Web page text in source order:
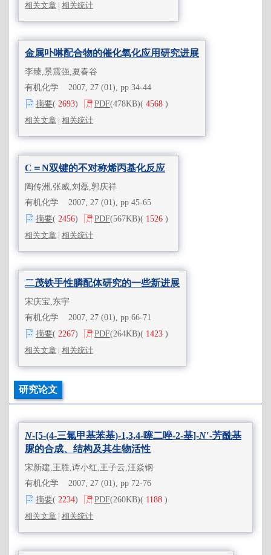
相关文章 | 相关统计
金属卟啉配合物的催化氧化应用研究进展
李臻,景震强,夏春谷
有机化学 2007, 27 (01), pp 34-44
摘要( 2693) PDF(478KB)( 4568 )
相关文章 | 相关统计
C＝N双键的不对称烯丙基化反应
陶传洲,张威,刘磊,郭庆祥
有机化学 2007, 27 (01), pp 45-65
摘要( 2456) PDF(567KB)( 1526 )
相关文章 | 相关统计
二茂铁手性膦配体研究的一些新进展
宋庆宝,东宇
有机化学 2007, 27 (01), pp 66-71
摘要( 2267) PDF(264KB)( 1423 )
相关文章 | 相关统计
研究论文
N-[5-(4-三氟甲基苯基)-1,3,4-噻二唑-2-基]-N′-芳酰基
脲的合成、结构及其生物活性
宋新建,王胜,谭小红,王子云,汪焱钢
有机化学 2007, 27 (01), pp 72-76
摘要( 2234) PDF(260KB)( 1188 )
相关文章 | 相关统计